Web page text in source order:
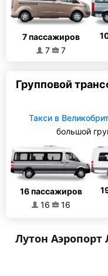
7 пассажиров
7
7
Групповой
Такси в
большой
16 пассажиров
16
16
Лутон Аэропорт